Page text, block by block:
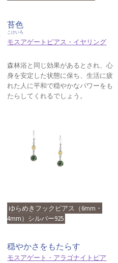
苔色
こけいろ
モスアゲートピアス・イヤリング
森林浴と同じ効果があるとされ、心
身を安定した状態に保ち、生活に疲
れた人に平和で穏やかなパワーをも
たらしてくれるでしょう。
ゆらめきフックピアス（6mm・
4mm）シルバー925
穏やかさをもたらす
モスアゲート・アラゴナイトピア